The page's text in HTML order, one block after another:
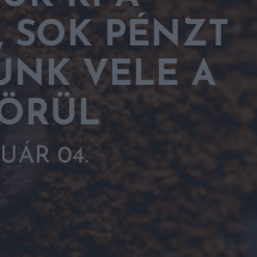
SOK PÉNZT
VELE A
04.